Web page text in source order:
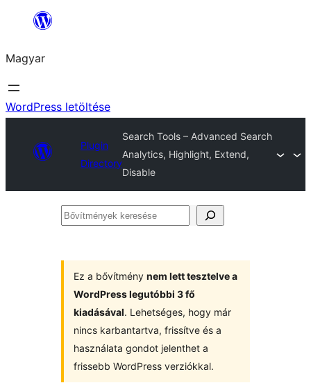
Ugrás
tartalomhoz
Magyar
WordPress letöltése
Plugin
Directory
Search Tools – Advanced Search
Analytics, Highlight, Extend,
Disable
Bővítmények
Ez a bővítmény nem lett tesztelve a
WordPress legutóbbi 3 fő
kiadásával. Lehetséges, hogy már
nincs karbantartva, frissítve és a
használata gondot jelenthet a
frissebb WordPress verziókkal.